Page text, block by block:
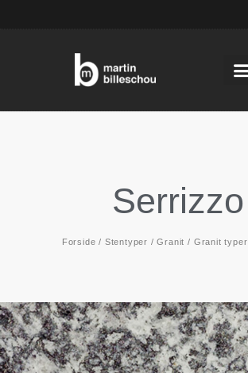
Serrizzo
Forside / Stentyper /Granit / Granit typer